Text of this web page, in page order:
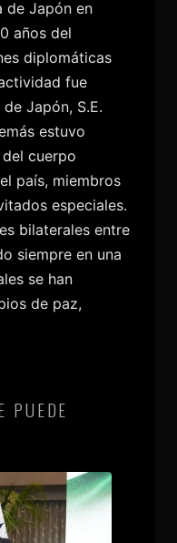
de Japón en
años del
diplomáticas
fue
Japón, S.E.
estuvo
cuerpo
país, miembros
especiales.
bilaterales entre
siempre en una
se han
de paz,
PUEDE